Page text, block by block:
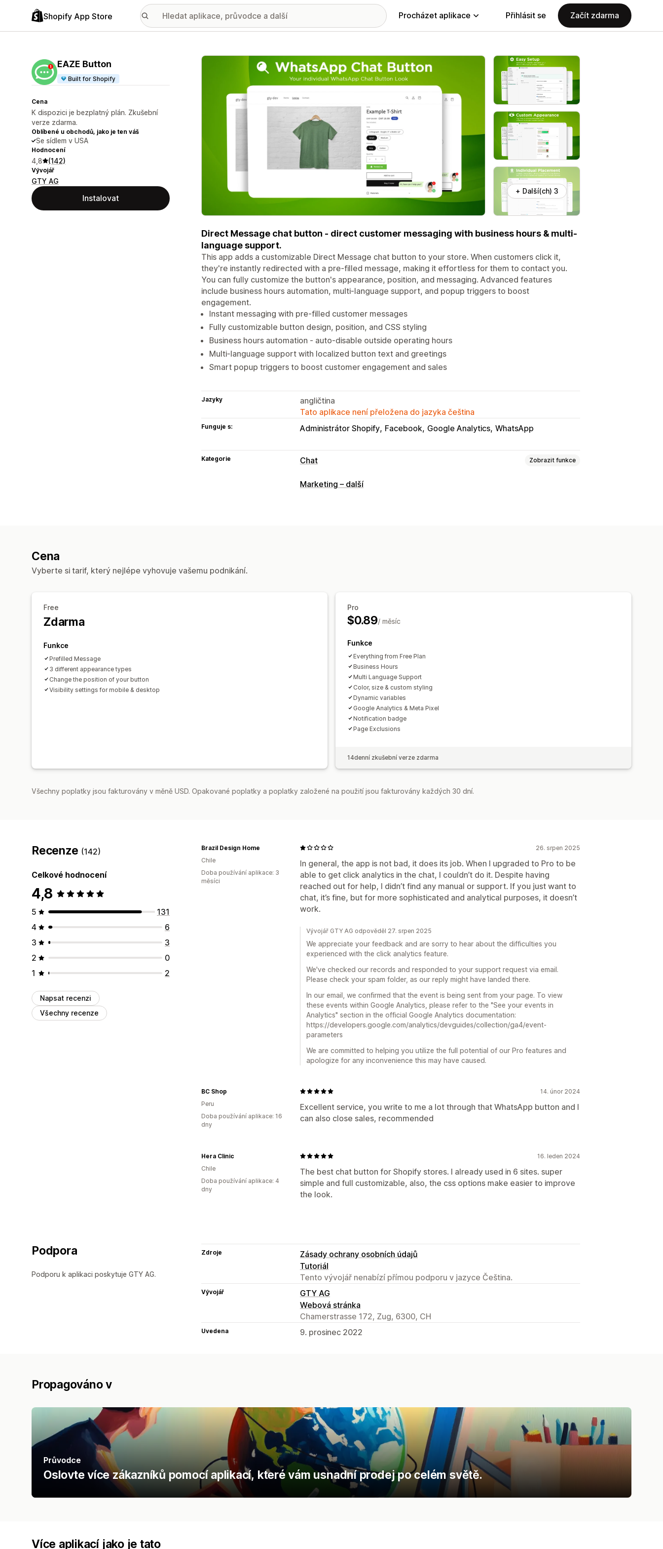
Shopify App Store Procházet aplikace Přihlásit se Začít zdarma
EAZE Button
Built for Shopify
Cena
K dispozici je bezplatný plán. Zkušební
verze zdarma.
Oblíbené u obchodů, jako je ten váš
Se sídlem v USA
Hodnocení
4,8 (142)
Vývojář
GTY AG
Instalovat
Galerie propagovaných obrázků
+ Další(ch) 3
Direct Message chat button - direct customer messaging with business hours & multi-
language support.
This app adds a customizable Direct Message chat button to your store. When customers click it,
they're instantly redirected with a pre-filled message, making it effortless for them to contact you.
You can fully customize the button's appearance, position, and messaging. Advanced features
include business hours automation, multi-language support, and popup triggers to boost
engagement.
Instant messaging with pre-filled customer messages
Fully customizable button design, position, and CSS styling
Business hours automation - auto-disable outside operating hours
Multi-language support with localized button text and greetings
Smart popup triggers to boost customer engagement and sales
Jazyky
angličtina
Tato aplikace není přeložena do jazyka čeština
Funguje s: Administrátor Shopify Facebook Google Analytics WhatsApp
Kategorie Chat Zobrazit funkce
Posílání zpráv v reálném čase
Marketing – další
Cena
Vyberte si tarif, který nejlépe vyhovuje vašemu podnikání.
Free
Zdarma
Funkce
Prefilled Message
3 different appearance types
Change the position of your button
Visibility settings for mobile & desktop
Pro
$0.89/ měsíc
Funkce
Everything from Free Plan
Business Hours
Multi Language Support
Color, size & custom styling
Dynamic variables
Google Analytics & Meta Pixel
Notification badge
Page Exclusions
14denní zkušební verze zdarma
Všechny poplatky jsou fakturovány v měně USD. Opakované poplatky a poplatky založené na použití jsou fakturovány každých 30 dní.
Recenze (142)
Celkové hodnocení
4,8
5
131
4
6
3
3
2
0
1
2
Napsat recenzi
Všechny recenze
26. srpen 2025
In general, the app is not bad, it does its job. When I upgraded to Pro to be
able to get click analytics in the chat, I couldn’t do it. Despite having
reached out for help, I didn’t find any manual or support. If you just want to
chat, it’s fine, but for more sophisticated and analytical purposes, it doesn’t
work.
Brazil Design Home
Chile
Doba používání aplikace: 3
měsíci
Vývojář GTY AG odpověděl 27. srpen 2025
We appreciate your feedback and are sorry to hear about the difficulties you
experienced with the click analytics feature.
We've checked our records and responded to your support request via email.
Please check your spam folder, as our reply might have landed there.
In our email, we confirmed that the event is being sent from your page. To view
these events within Google Analytics, please refer to the "See your events in
Analytics" section in the official Google Analytics documentation:
https://developers.google.com/analytics/devguides/collection/ga4/event-
parameters
We are committed to helping you utilize the full potential of our Pro features and
apologize for any inconvenience this may have caused.
14. únor 2024
Excellent service, you write to me a lot through that WhatsApp button and I
can also close sales, recommended
BC Shop
Peru
Doba používání aplikace: 16
dny
16. leden 2024
The best chat button for Shopify stores. I already used in 6 sites. super
simple and full customizable, also, the css options make easier to improve
the look.
Hera Clinic
Chile
Doba používání aplikace: 4
dny
Podpora
Podporu k aplikaci poskytuje GTY AG.
Zdroje
Zásady ochrany osobních údajů
Tutoriál
Tento vývojář nenabízí přímou podporu v jazyce Čeština.
Vývojář
GTY AG
Webová stránka
Chamerstrasse 172, Zug, 6300, CH
Uvedena 9. prosinec 2022
Propagováno v
Průvodce
Oslovte více zákazníků pomocí aplikací, které vám usnadní prodej po celém světě.
Více aplikací jako je tato